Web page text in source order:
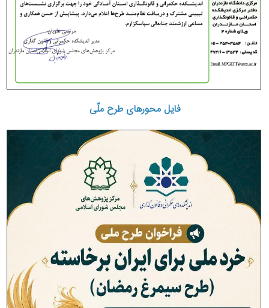
فایل محورهای طرح ملّی